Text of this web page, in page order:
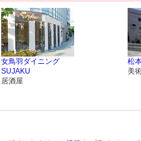
女鳥羽ダイニング
SUJAKU
居酒屋
松
美